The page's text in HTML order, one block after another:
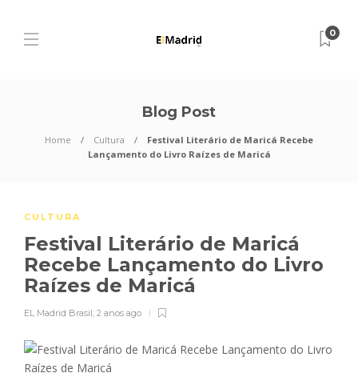
0
Blog Post
Home Cultura
Festival Literário de Maricá Recebe
Lançamento do Livro Raízes de Maricá
CULTURA
Festival Literário de Maricá
Recebe Lançamento do Livro
Raízes de Maricá
EL Madrid Brasil, 2 anos ago